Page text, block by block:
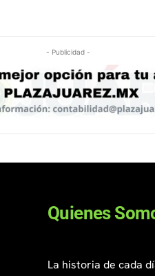
- Publicidad -
Quienes
La historia de cada